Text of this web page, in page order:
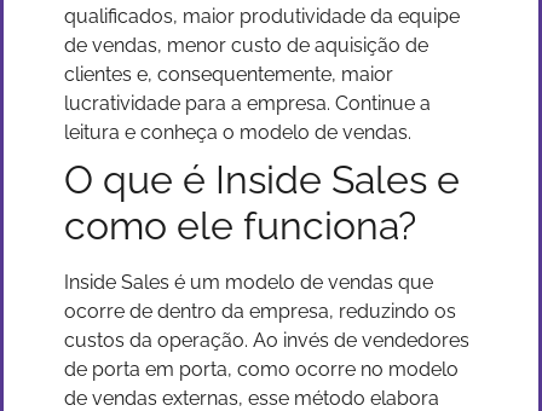
qualificados, maior produtividade da equipe
de vendas, menor custo de aquisição de
clientes e, consequentemente, maior
lucratividade para a empresa. Continue a
leitura e conheça o modelo de vendas.
O que é Inside Sales e
como ele funciona?
Inside Sales é um modelo de vendas que
ocorre de dentro da empresa, reduzindo os
custos da operação. Ao invés de vendedores
de porta em porta, como ocorre no modelo
de vendas externas, esse método elabora